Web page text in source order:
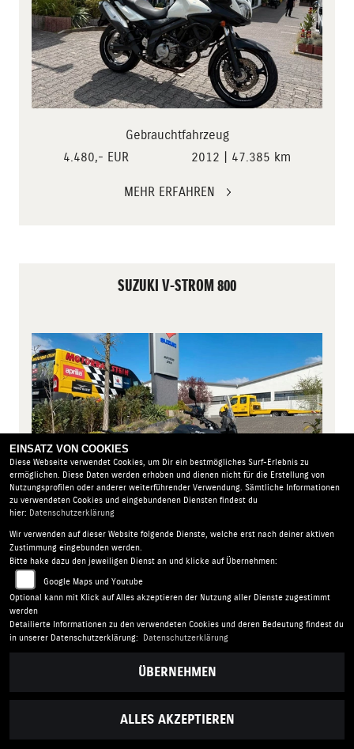
Gebrauchtfahrzeug
4.480,- EUR
2012 | 47.385 km
MEHR ERFAHREN
SUZUKI V-STROM 800
Neufahrzeug
10.355,- EUR
SUZUKI V-STROM 800DE
EINSATZ VON COOKIES
Diese Webseite verwendet Cookies, um Dir ein bestmögliches Surf-Erlebnis zu
ermöglichen. Diese Daten werden erhoben und dienen nicht für die Erstellung von
Nutzungsprofilen oder anderer weiterführender Verwendung. Sämtliche Informationen
zu verwendeten Cookies und eingebundenen Diensten findest du
hier: Datenschutzerklärung
Wir verwenden auf dieser Website folgende Dienste, welche erst nach deiner aktiven
Zustimmung eingebunden werden.
Bitte hake dazu den jeweiligen Dienst an und klicke auf Übernehmen:
Google Maps und Youtube
Optional kann mit Klick auf Alles akzeptieren der Nutzung aller Dienste zugestimmt
werden
Detailierte Informationen zu den verwendeten Cookies und deren Bedeutung findest du
in unserer Datenschutzerklärung:
Datenschutzerklärung
ÜBERNEHMEN
ALLES AKZEPTIEREN